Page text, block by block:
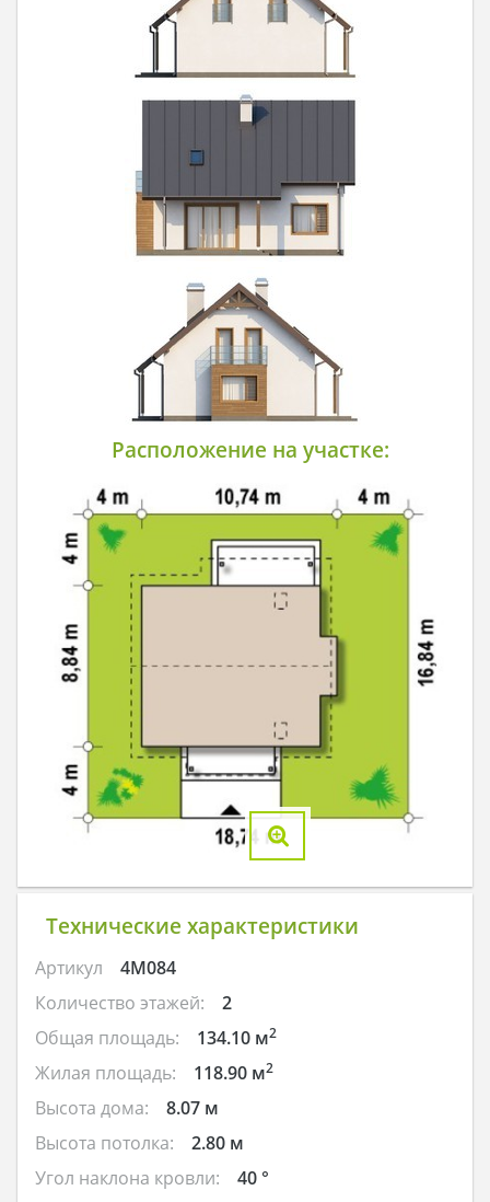
Расположение на участке:
Технические характеристики
Артикул
4M084
Количество этажей:
2
Общая площадь:
134.10 м2
Жилая площадь: 118.90 м2
Высота дома:
8.07 м
Высота потолка:
2.80 м
Угол наклона кровли:
40 °